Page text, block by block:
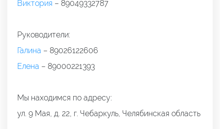
Виктория – 89049332787
Руководители:
Галина – 89026122606
Елена – 89000221393
Мы находимся по адресу:
ул. 9 Мая, д. 22, г. Чебаркуль, Челябинская область